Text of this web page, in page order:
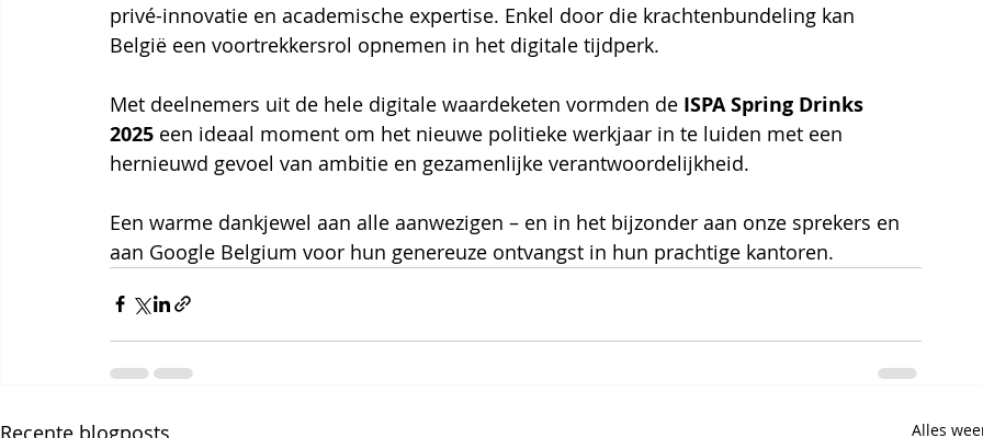
privé-innovatie en academische expertise. Enkel door die krachtenbundeling kan
België een voortrekkersrol opnemen in het digitale tijdperk.
Met deelnemers uit de hele digitale waardeketen vormden de ISPA Spring Drinks
2025 een ideaal moment om het nieuwe politieke werkjaar in te luiden met een
hernieuwd gevoel van ambitie en gezamenlijke verantwoordelijkheid.
Een warme dankjewel aan alle aanwezigen – en in het bijzonder aan onze sprekers en
aan Google Belgium voor hun genereuze ontvangst in hun prachtige kantoren.
Recente blogposts Alles